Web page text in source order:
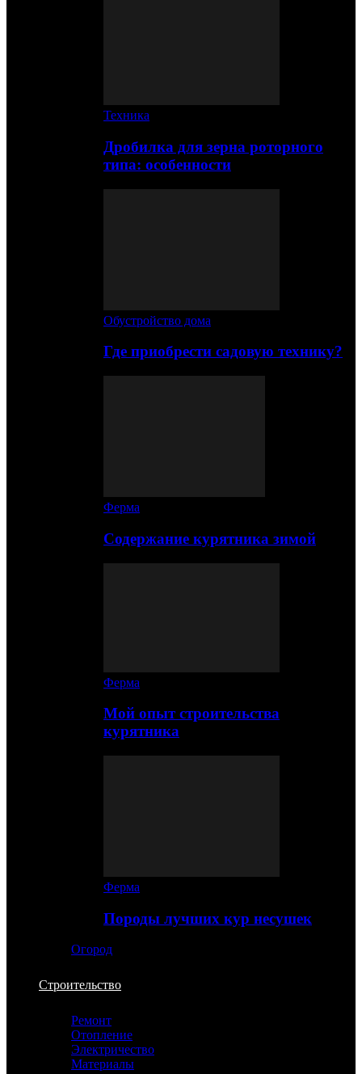
Техника
Дробилка для зерна роторного
типа: особенности
Обустройство дома
Где приобрести садовую технику?
Ферма
Содержание курятника зимой
Ферма
Мой опыт строительства
курятника
Ферма
Породы лучших кур несушек
Огород
Строительство
Ремонт
Отопление
Электричество
Материалы